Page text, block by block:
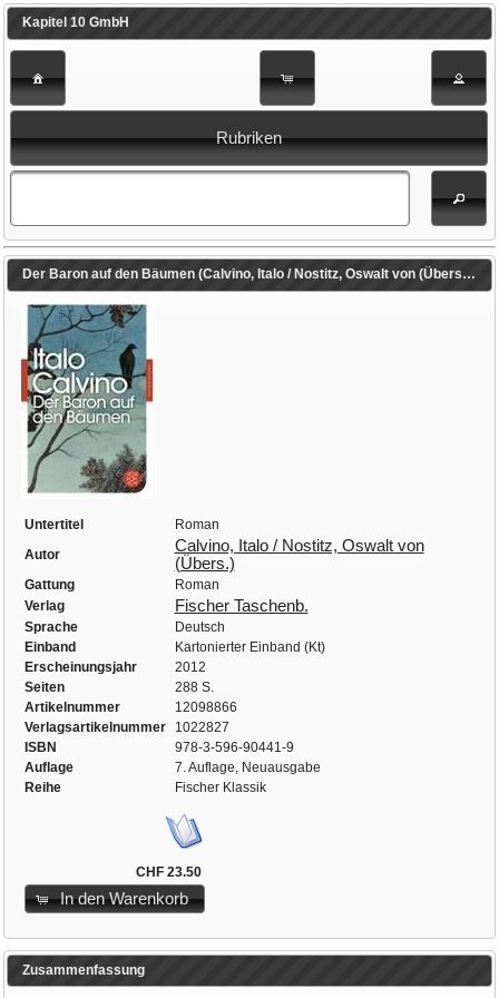
Kapitel 10 GmbH
Rubriken
Der Baron auf den Bäumen (Calvino, Italo / Nostitz, Oswalt von (Übers.))
Untertitel
Roman
Autor
Calvino, Italo / Nostitz, Oswalt von
(Übers.)
Gattung
Roman
Verlag
Fischer Taschenb.
Sprache
Deutsch
Einband
Kartonierter Einband (Kt)
Erscheinungsjahr
2012
Seiten
288 S.
Artikelnummer
12098866
Verlagsartikelnummer
1022827
ISBN
978-3-596-90441-9
Auflage
7. Auflage, Neuausgabe
Reihe
Fischer Klassik
CHF 23.50
In den Warenkorb
Zusammenfassung